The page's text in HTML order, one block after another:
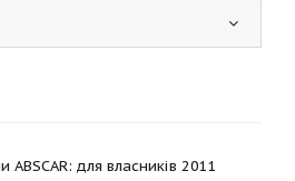
ABSCAR: для власників 2011